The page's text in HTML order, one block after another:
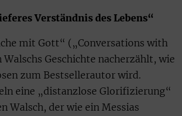
Verständnis des Lebens“
mit Gott“ („Conversations with
Walschs Geschichte nacherzählt, wie
zum Bestsellerautor wird.
eine „distanzlose Glorifizierung“
Walsch, der wie ein Messias